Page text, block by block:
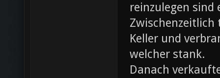
reinzulegen sind
Zwischenzeitlich
Keller und
welcher stank.
Danach